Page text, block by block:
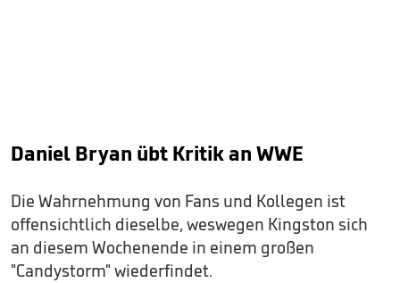
Daniel Bryan übt Kritik an WWE
Die Wahrnehmung von Fans und Kollegen ist
offensichtlich dieselbe, weswegen Kingston sich
an diesem Wochenende in einem großen
"Candystorm" wiederfindet.